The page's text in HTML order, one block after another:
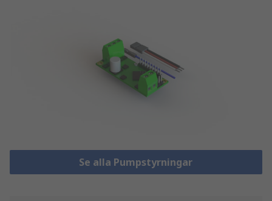
Se alla Pumpstyrningar